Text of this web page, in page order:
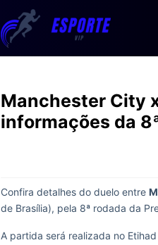
Manchester City
informações da
Confira detalhes do duelo entre
de Brasília), pela 8ª rodada da
A partida será realizada no